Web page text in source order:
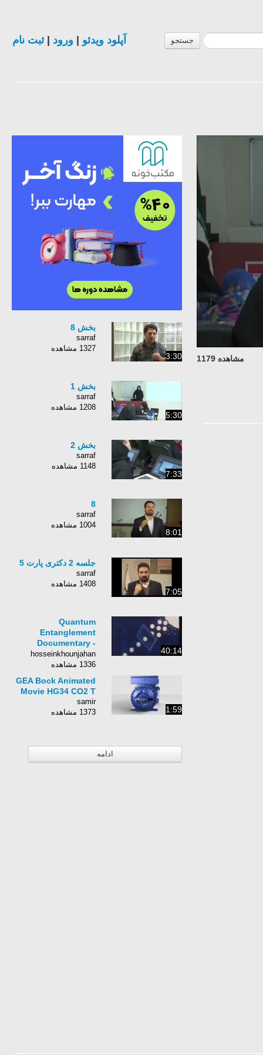
جستجو آپلود ویدئو ورود |ثبت نام
مشاهده 1179 3:30
بخش 8
sarraf
1327 مشاهده
5:30
بخش 1
sarraf
1208 مشاهده
7:33
بخش 2
sarraf
1148 مشاهده
8:01
8
sarraf
1004 مشاهده
7:05
جلسه 2 دکتری پارت 5
sarraf
1408 مشاهده
40:14
Quantum
Entanglement
Documentary -
Atomic Physics and
Reality
hosseinkhounjahan
1336 مشاهده
1:59
GEA Bock Animated
Movie HG34 CO2 T
samir
1373 مشاهده
ادامه